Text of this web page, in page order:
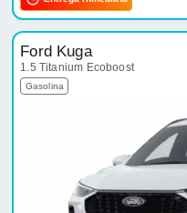
Ford Kuga
1.5 Titanium Ecoboost
Gasolina